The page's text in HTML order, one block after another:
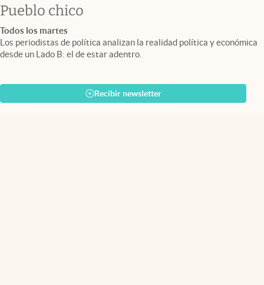
Pueblo chico
Todos los martes
Los periodistas de política analizan la realidad política y económica
desde un Lado B: el de estar adentro.
Recibir newsletter